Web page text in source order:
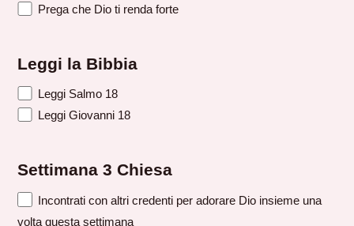
Prega che Dio ti renda forte
Leggi la Bibbia
Leggi Salmo 18
Leggi Giovanni 18
Settimana 3 Chiesa
Incontrati con altri credenti per adorare Dio insieme una
volta questa settimana